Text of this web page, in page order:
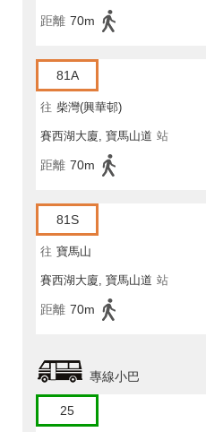
距離 70m
81A
往 柴灣(興華邨)
賽西湖大廈, 寶馬山道 站
距離 70m
81S
往 寶馬山
賽西湖大廈, 寶馬山道 站
距離 70m
專線小巴
25